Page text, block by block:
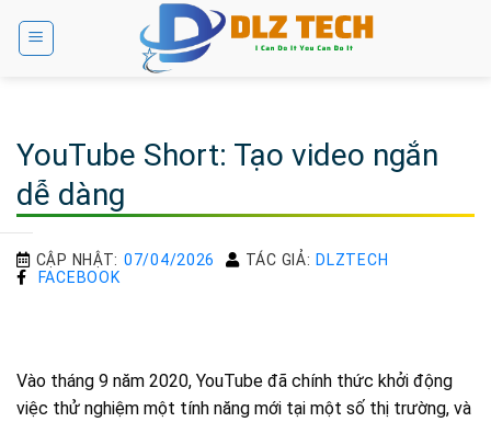
YouTube Short: Tạo video ngắn
dễ dàng
CẬP NHẬT: 07/04/2026 TÁC GIẢ: DLZTECH
FACEBOOK
Vào tháng 9 năm 2020, YouTube đã chính thức khởi động
việc thử nghiệm một tính năng mới tại một số thị trường, và